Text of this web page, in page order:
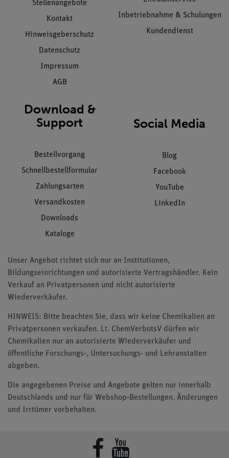
Stellenangebote
Kontakt
Hinweisgeberschutz
Datenschutz
Impressum
AGB
Inbetriebnahme & Schulungen
Kundendienst
Download &
Support
Bestellvorgang
Schnellbestellformular
Zahlungsarten
Versandkosten
Downloads
Kataloge
Social Media
Blog
Facebook
YouTube
LinkedIn
Unser Angebot richtet sich nur an Institutionen,
Bildungseinrichtungen und autorisierte Vertragshändler. Kein
Verkauf an Privatpersonen und nicht autorisierte
Wiederverkäufer.
HINWEIS: Bitte beachten Sie, dass wir keine Chemikalien an
Privatpersonen verkaufen. Lt. ChemVerbotsV dürfen wir
Chemikalien nur an autorisierte Wiederverkäufer und
öffentliche Forschungs-, Untersuchungs- und Lehranstalten
abgeben.
Die angegebenen Preise und Angebote gelten nur innerhalb
Deutschlands und nur für Webshop-Bestellungen. Änderungen
und Irrtümer vorbehalten.